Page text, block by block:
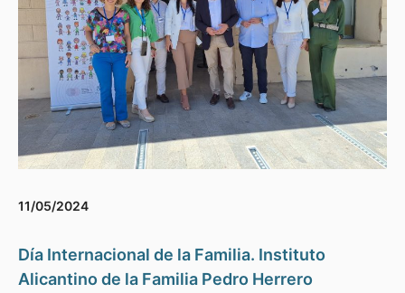
11/05/2024
Día Internacional de la Familia. Instituto
Alicantino de la Familia Pedro Herrero